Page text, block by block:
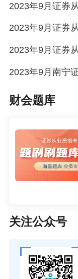
2023年9月证券
2023年9月证券
2023年9月证券
2023年9月南宁
财会题库
关注公众号